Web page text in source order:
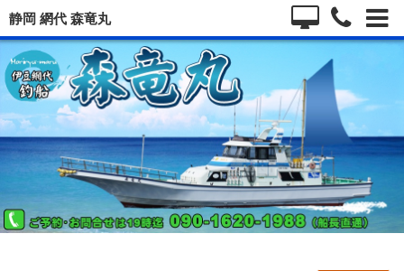
静岡 網代 森竜丸